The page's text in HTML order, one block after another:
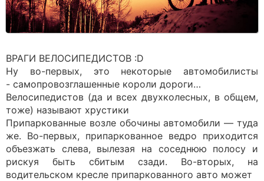
ВРАГИ ВЕЛОСИПЕДИСТОВ :D
Ну во-первых, это некоторые автомобилисты
- самопровозглашенные короли дороги…
Велосипедистов (да и всех двухколесных, в общем,
тоже) называют хрустики
Припаркованные возле обочины автомобили — туда
же. Во-первых, припаркованное ведро приходится
объезжать слева, вылезая на соседнюю полосу и
рискуя быть сбитым сзади. Во-вторых, на
водительском кресле припаркованного авто может